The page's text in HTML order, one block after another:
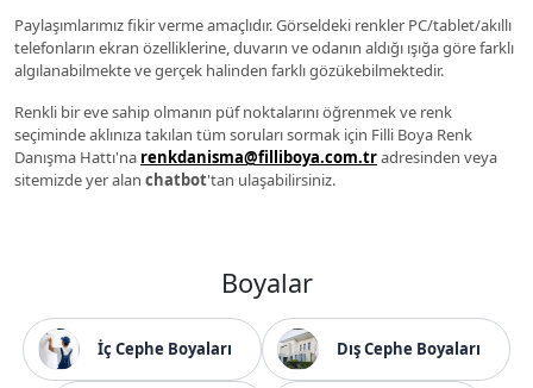
Paylaşımlarımız fikir verme amaçlıdır. Görseldeki renkler PC/tablet/akıllı
telefonların ekran özelliklerine, duvarın ve odanın aldığı ışığa göre farklı
algılanabilmekte ve gerçek halinden farklı gözükebilmektedir.
Renkli bir eve sahip olmanın püf noktalarını öğrenmek ve renk
seçiminde aklınıza takılan tüm soruları sormak için Filli Boya Renk
Danışma Hattı'na renkdanisma@filliboya.com.tradresinden veya
sitemizde yer alan chatbot'tan ulaşabilirsiniz.
Boyalar
İç Cephe Boyaları Dış Cephe Boyaları